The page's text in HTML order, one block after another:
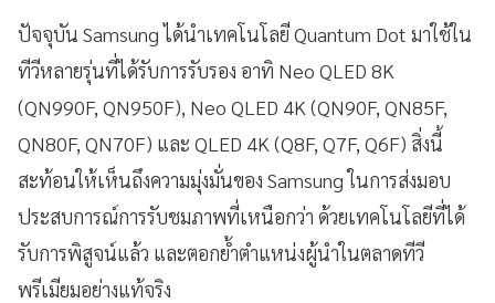
ปัจจุบัน Samsung ได้นำเทคโนโลยี Quantum Dot มาใช้ใน
ทีวีหลายรุ่นที่ได้รับการรับรอง อาทิ Neo QLED 8K
(QN990F, QN950F), Neo QLED 4K (QN90F, QN85F,
QN80F, QN70F) และ QLED 4K (Q8F, Q7F, Q6F) สิ่งนี้
สะท้อนให้เห็นถึงความมุ่งมั่นของ Samsung ในการส่งมอบ
ประสบการณ์การรับชมภาพที่เหนือกว่า ด้วยเทคโนโลยีที่ได้
รับการพิสูจน์แล้ว และตอกย้ำตำแหน่งผู้นำในตลาดทีวี
พรีเมียมอย่างแท้จริง